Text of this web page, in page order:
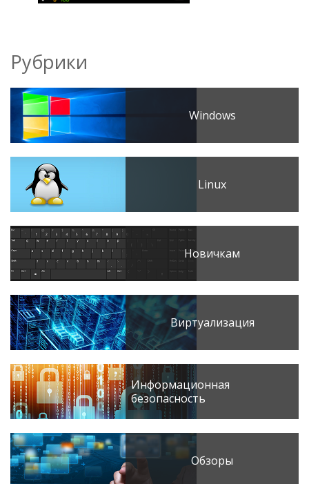
Рубрики
Windows
Linux
Новичкам
Виртуализация
Информационная
безопасность
Обзоры